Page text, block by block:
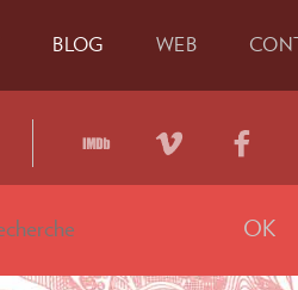
BLOG WEB